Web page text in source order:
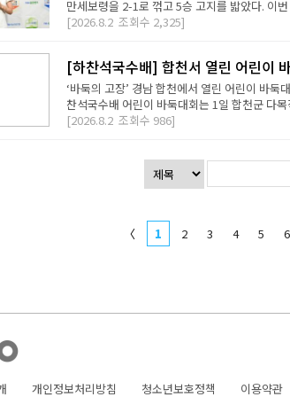
만세보령을 2-1로 꺾고 5승 고지를 밟았다. 이
[2026.8.2 조회수 2,325]
[하찬석국수배] 합천서 열린 어린이
‘바둑의 고장’ 경남 합천에서 열린 어린이 바
찬석국수배 어린이 바둑대회는 1일 합천군 다
[2026.8.2 조회수 986]
〈 1 2 3 4 5 6
개인정보처리방침 청소년보호정책 이용약관